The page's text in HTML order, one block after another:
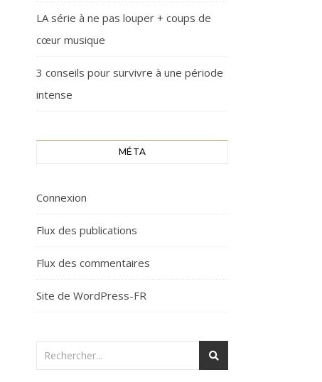
LA série à ne pas louper + coups de
cœur musique
3 conseils pour survivre à une période
intense
MÉTA
Connexion
Flux des publications
Flux des commentaires
Site de WordPress-FR